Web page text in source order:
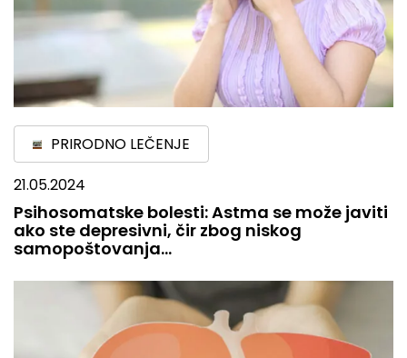
PRIRODNO LEČENJE
21.05.2024
Psihosomatske bolesti: Astma se može javiti
ako ste depresivni, čir zbog niskog
samopoštovanja…